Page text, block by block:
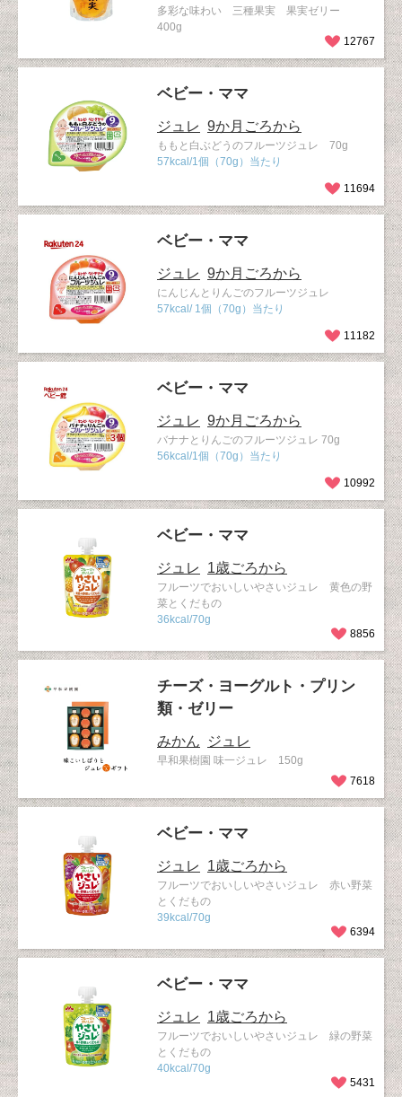
多彩な味わい 三種果実 果実ゼリー
400g
12767
ベビー・ママ
ジュレ 9か月ごろから
ももと白ぶどうのフルーツジュレ 70g
57kcal/1個（70g）当たり
11694
ベビー・ママ
ジュレ 9か月ごろから
にんじんとりんごのフルーツジュレ
57kcal/ 1個（70g）当たり
11182
ベビー・ママ
ジュレ 9か月ごろから
バナナとりんごのフルーツジュレ 70g
56kcal/1個（70g）当たり
10992
ベビー・ママ
ジュレ 1歳ごろから
フルーツでおいしいやさいジュレ 黄色の野
菜とくだもの
36kcal/70g
8856
チーズ・ヨーグルト・プリン
類・ゼリー
みかん ジュレ
早和果樹園 味一ジュレ 150g
7618
ベビー・ママ
ジュレ 1歳ごろから
フルーツでおいしいやさいジュレ 赤い野菜
とくだもの
39kcal/70g
6394
ベビー・ママ
ジュレ 1歳ごろから
フルーツでおいしいやさいジュレ 緑の野菜
とくだもの
40kcal/70g
5431